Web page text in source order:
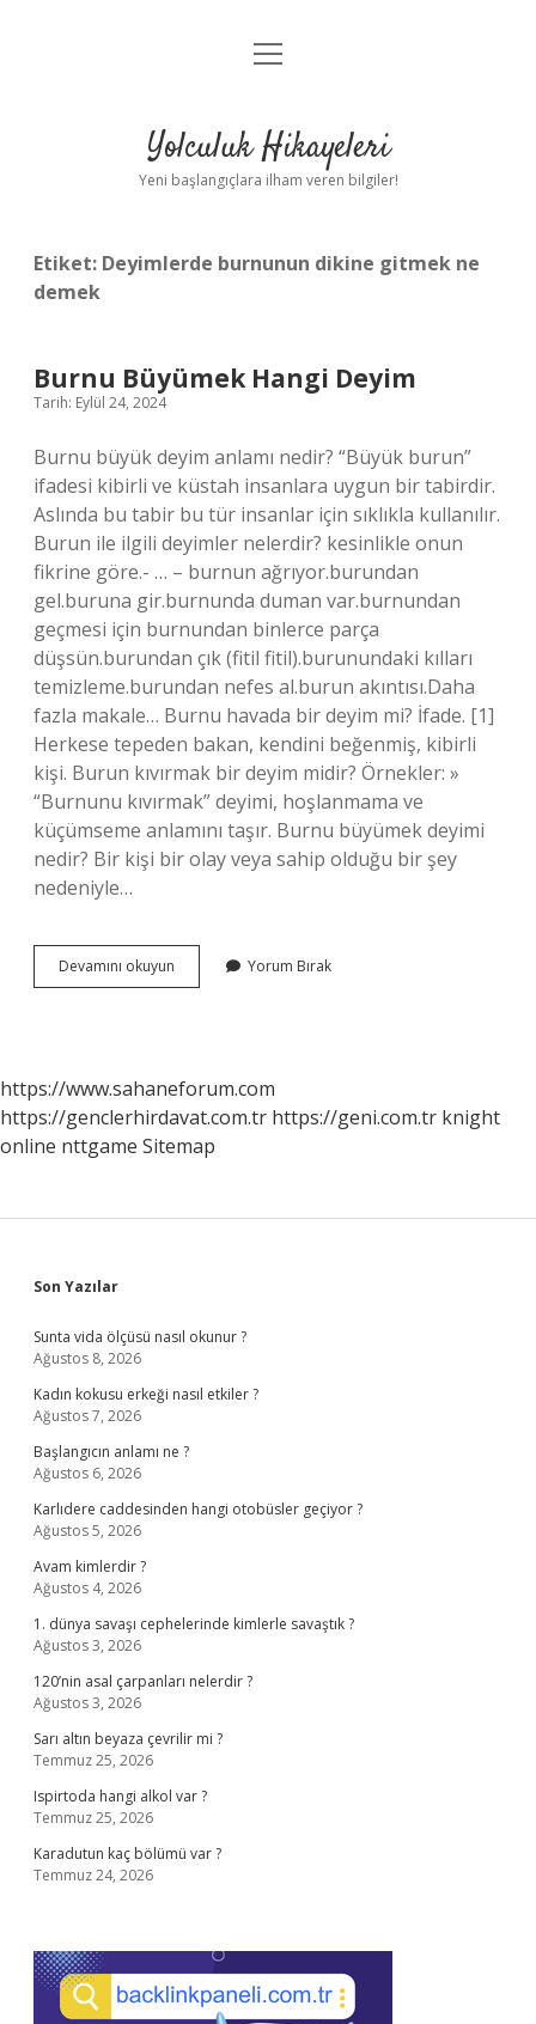
Anasayfa
Yasal Uyarı
menüyü
Yolculuk Hikayeleri
Yeni başlangıçlara ilham veren bilgiler!
Etiket: Deyimlerde burnunun dikine gitmek ne
demek
Burnu Büyümek Hangi Deyim
Tarih: Eylül 24, 2024
Burnu büyük deyim anlamı nedir? “Büyük burun”
ifadesi kibirli ve küstah insanlara uygun bir tabirdir.
Aslında bu tabir bu tür insanlar için sıklıkla kullanılır.
Burun ile ilgili deyimler nelerdir? kesinlikle onun
fikrine göre.- … – burnun ağrıyor.burundan
gel.buruna gir.burnunda duman var.burnundan
geçmesi için burnundan binlerce parça
düşsün.burundan çık (fitil fitil).burunundaki kılları
temizleme.burundan nefes al.burun akıntısı.Daha
fazla makale… Burnu havada bir deyim mi? İfade. [1]
Herkese tepeden bakan, kendini beğenmiş, kibirli
kişi. Burun kıvırmak bir deyim midir? Örnekler: »
“Burnunu kıvırmak” deyimi, hoşlanmama ve
küçümseme anlamını taşır. Burnu büyümek deyimi
nedir? Bir kişi bir olay veya sahip olduğu bir şey
nedeniyle…
Devamını okuyun
Büyümek
Yorum Bırak
https://www.sahaneforum.com
https://genclerhirdavat.com.tr https://geni.com.tr knight
online nttgame Sitemap
Sidebar
Son Yazılar
Sunta vida ölçüsü nasıl okunur ?
Ağustos 8, 2026
Kadın kokusu erkeği nasıl etkiler ?
Ağustos 7, 2026
Başlangıcın anlamı ne ?
Ağustos 6, 2026
Karlıdere caddesinden hangi otobüsler geçiyor ?
Ağustos 5, 2026
Avam kimlerdir ?
Ağustos 4, 2026
1. dünya savaşı cephelerinde kimlerle savaştık ?
Ağustos 3, 2026
120’nin asal çarpanları nelerdir ?
Ağustos 3, 2026
Sarı altın beyaza çevrilir mi ?
Temmuz 25, 2026
Ispirtoda hangi alkol var ?
Temmuz 25, 2026
Karadutun kaç bölümü var ?
Temmuz 24, 2026